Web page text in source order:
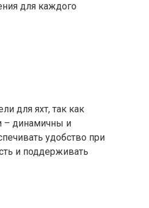
для каждого
для яхт, так как
– динамичны и
удобство при
и поддерживать